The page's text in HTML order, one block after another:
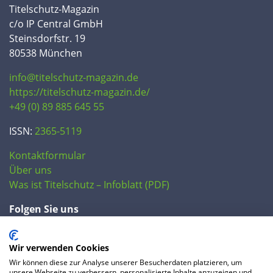
Titelschutz-Magazin
c/o IP Central GmbH
Steinsdorfstr. 19
80538 München
info@titelschutz-magazin.de
https://titelschutz-magazin.de/
+49 (0) 89 885 645 55
ISSN: 2365-5119
Kontaktformular
Über uns
Was ist Titelschutz – Infoblatt (PDF)
Folgen Sie uns
Wir verwenden Cookies
Wir können diese zur Analyse unserer Besucherdaten platzieren, um